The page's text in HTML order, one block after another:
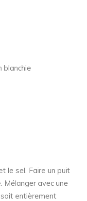
blanchie
le sel. Faire un puit
Mélanger avec une
entièrement